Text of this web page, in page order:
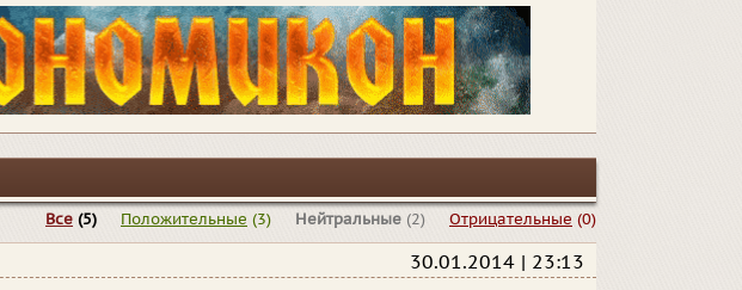
Отрицательные (0)
Нейтральные (2)
Положительные (3)
Все (5)
30.01.2014 | 23:13